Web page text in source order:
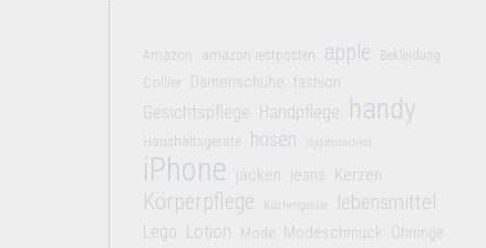
Amazon amazon restposten apple Bekleidung
Collier Damenschuhe fashion
Gesichtspflege Handpflege handy
Haushaltsgeräte hosen Hygieneartikel
iPhone jacken jeans Kerzen
Körperpflege Küchengeräte lebensmittel
Lego Lotion Mode Modeschmuck Ohrringe